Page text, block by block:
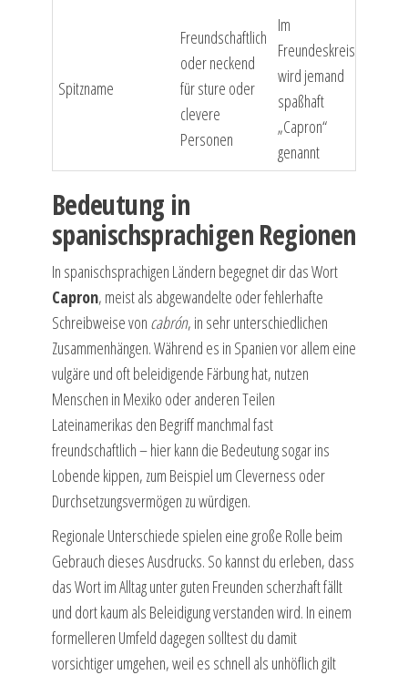
Spitzname
Freundschaftlich
oder neckend
für sture oder
clevere
Personen
Im
Freundeskreis
wird jemand
spaßhaft
„Capron“
genannt
Bedeutung in
spanischsprachigen Regionen
In spanischsprachigen Ländern begegnet dir das Wort
Capron, meist als abgewandelte oder fehlerhafte
Schreibweise von cabrón, in sehr unterschiedlichen
Zusammenhängen. Während es in Spanien vor allem eine
vulgäre und oft beleidigende Färbung hat, nutzen
Menschen in Mexiko oder anderen Teilen
Lateinamerikas den Begriff manchmal fast
freundschaftlich – hier kann die Bedeutung sogar ins
Lobende kippen, zum Beispiel um Cleverness oder
Durchsetzungsvermögen zu würdigen.
Regionale Unterschiede spielen eine große Rolle beim
Gebrauch dieses Ausdrucks. So kannst du erleben, dass
das Wort im Alltag unter guten Freunden scherzhaft fällt
und dort kaum als Beleidigung verstanden wird. In einem
formelleren Umfeld dagegen solltest du damit
vorsichtiger umgehen, weil es schnell als unhöflich gilt